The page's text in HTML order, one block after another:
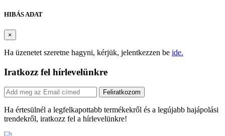
HIBÁS ADAT
×
Ha üzenetet szeretne hagyni, kérjük, jelentkezzen be ide.
Iratkozz fel hírlevelünkre
Feliratkozom
Ha értesülnél a legfelkapottabb termékekről és a legújabb hajápolási
trendekről, iratkozz fel a hírlevelünkre!